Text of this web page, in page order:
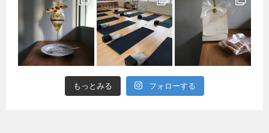
もっとみる フォローする